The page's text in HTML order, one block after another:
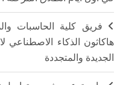
فريق كلية الحاسبات
هاكاثون الذكاء الاصطناعي
الجديدة والمتجددة